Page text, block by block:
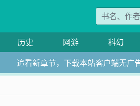
历史 网游 科幻
追看新章节，下载本站客户端无广